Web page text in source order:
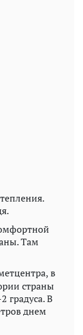
Там
в
страны
градуса. В
днем